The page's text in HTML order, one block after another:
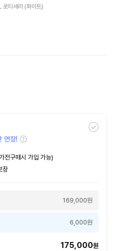
로티세리 (화이트)
연장!
전구매시 가입 가능)
장
169,000원
6,000원
175,000원